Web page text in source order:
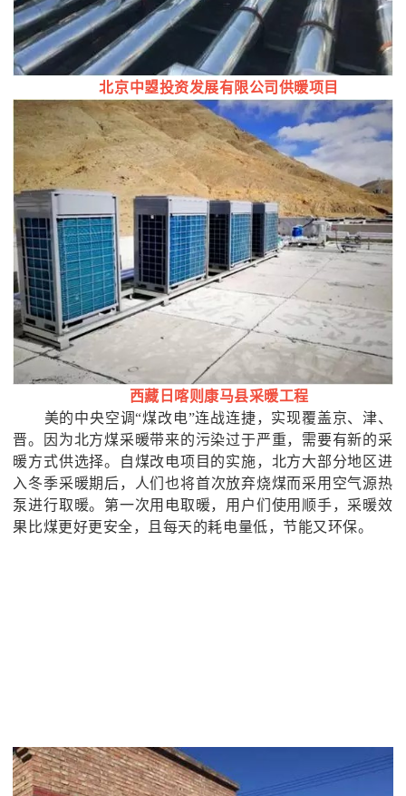
北京中曌投资发展有限公司供暖项目
西藏日喀则康马县采暖工程
美的中央空调“煤改电”连战连捷，实现覆盖京、津、
晋。因为北方煤采暖带来的污染过于严重，需要有新的采
暖方式供选择。自煤改电项目的实施， 北方大部分地区进
入冬季采暖期 后， 人们也将首次放弃烧煤而采用空气源热
泵进行取暖。第一次用电取暖，用户们 使用顺手， 采暖效
果 比煤更好更安全， 且 每天的耗电量低，节能又环保。